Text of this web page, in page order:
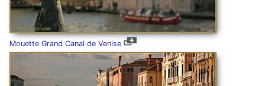
Mouette Grand Canal de Venise